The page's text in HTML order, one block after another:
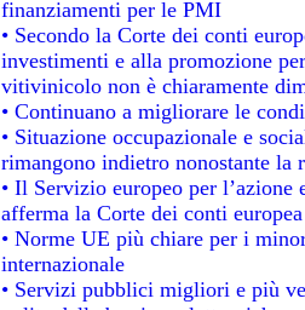
finanziamenti per le PMI
• Secondo la Corte dei conti
investimenti e alla promozione
vitivinicolo non è chiaramente
• Continuano a migliorare le
• Situazione occupazionale e
rimangono indietro nonostante la
• Il Servizio europeo per l’azione
afferma la Corte dei conti europea
• Norme UE più chiare per i
internazionale
• Servizi pubblici migliori e più